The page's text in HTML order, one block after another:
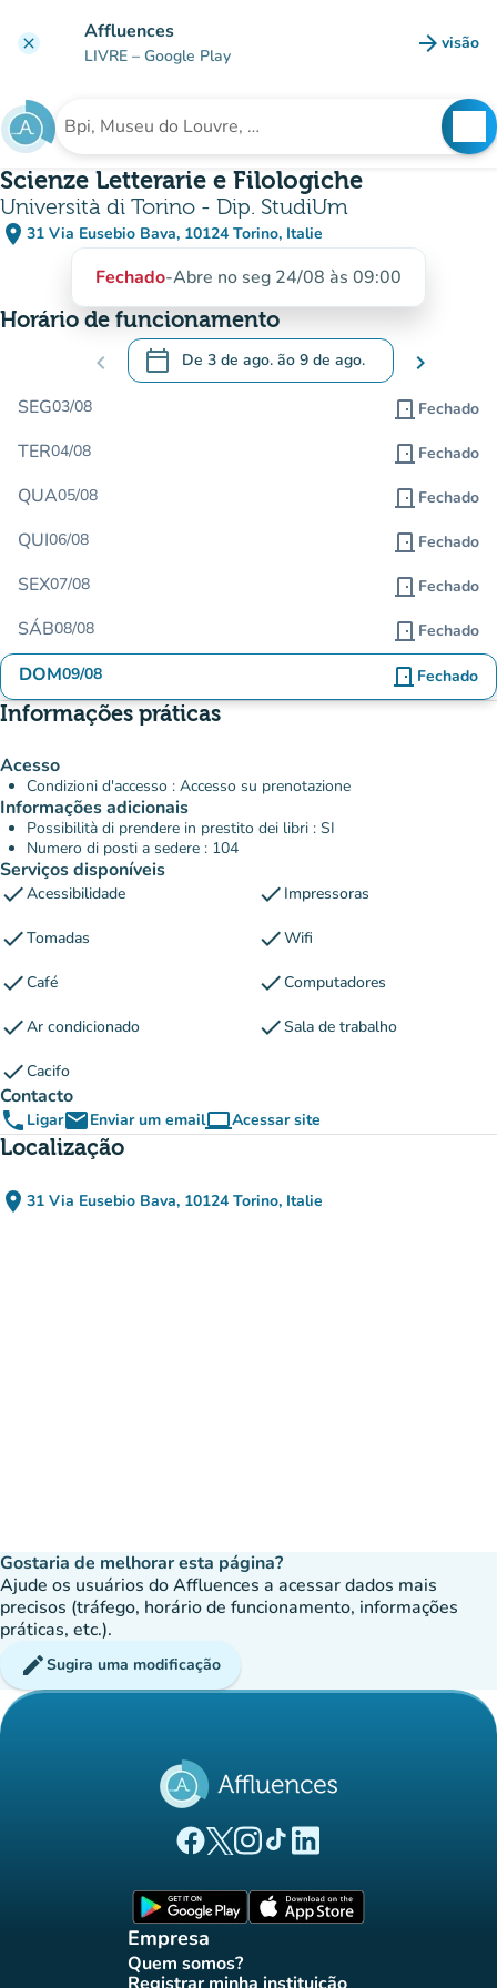
clear Affluences
LIVRE – Google Play arrow_forward visão
(novo
Procura uma instituição
Scienze Letterarie e Filologiche
Università di Torino - Dip. StudiUm
place 31 Via Eusebio Bava, 10124 Torino, Italie
(abrir no Google Maps)
(novo separador)
Fechado-Abre no seg 24/08 às 09:00
Horário de funcionamento
chevron_left calendar_today De 3 de ago. ão 9 de ago.
.Abra o calendário para alterar as datas
chevron_right
SEG03/08 door_front Fechado
TER04/08 door_front Fechado
QUA05/08 door_front Fechado
QUI06/08 door_front Fechado
SEX07/08 door_front Fechado
SÁB08/08 door_front Fechado
DOM09/08 door_front Fechado
Informações práticas
Acesso
Condizioni d'accesso : Accesso su prenotazione
Informações adicionais
Possibilità di prendere in prestito dei libri : SI
Numero di posti a sedere : 104
Serviços disponíveis
checkAcessibilidade check Impressoras
checkTomadas checkWifi
checkCafé checkComputadores
checkAr condicionado checkSala de trabalho
checkCacifo
Contacto
phone LigaremailEnviar um emailcomputerAcessar site
(novo separador)
Localização
place 31 Via Eusebio Bava, 10124 Torino, Italie
(abrir no Google Maps)
(novo separador)
Gostaria de melhorar esta página?
Ajude os usuários do Affluences a acessar dados mais
precisos (tráfego, horário de funcionamento, informações
práticas, etc.).
editSugira uma modificação
(novo separador)
(novo separador)
(novo separador)
(novo separador)
(novo separador)
Empresa
Quem somos?(novo separador)